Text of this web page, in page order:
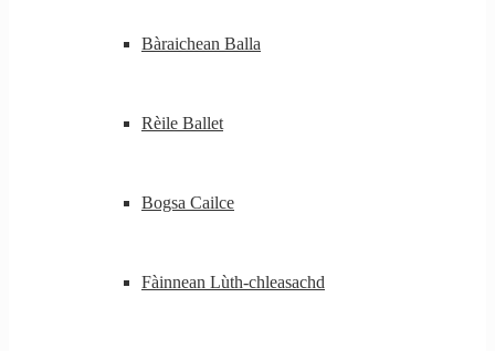
Bàraichean Balla
Rèile Ballet
Bogsa Cailce
Fàinnean Lùth-chleasachd